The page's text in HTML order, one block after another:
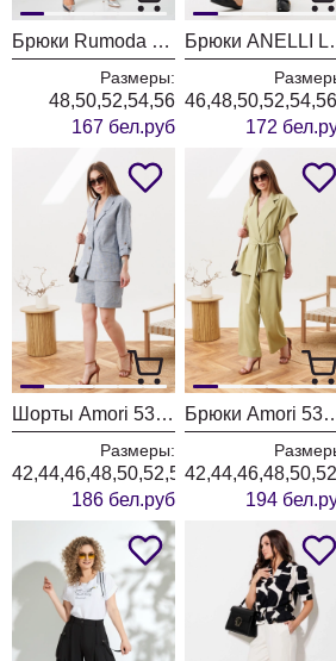
Брюки Rumoda 2296 белый
Размеры:
48,50,52,54,56
167 бел.руб
Брюки
172
Шорты Amori 5310 голубой
Размеры:
42,44,46,48,50,52,54,56
186 бел.руб
Брюки Amori
194